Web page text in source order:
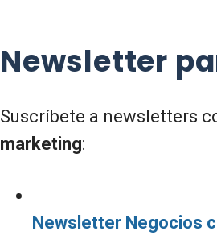
Newsletter
Suscríbete a newsletters
marketing:
Newsletter Negocios